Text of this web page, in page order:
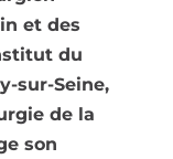
et des
du
sur-Seine,
de la
son